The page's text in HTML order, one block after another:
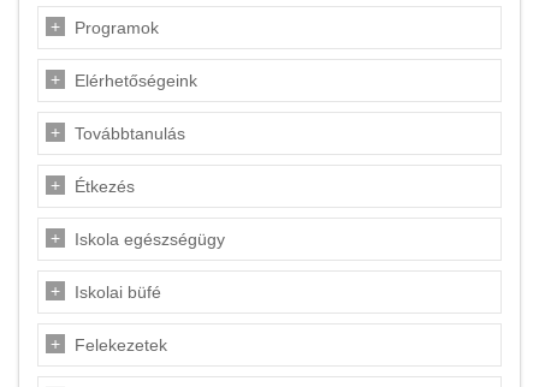
Programok
Elérhetőségeink
Továbbtanulás
Étkezés
Iskola egészségügy
Iskolai büfé
Felekezetek